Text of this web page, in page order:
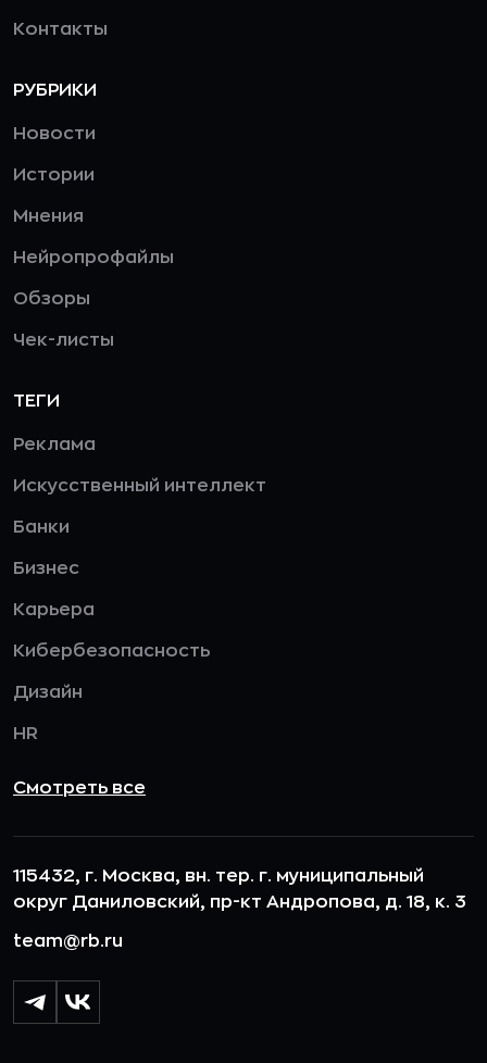
Контакты
РУБРИКИ
Новости
Истории
Мнения
Нейропрофайлы
Обзоры
Чек-листы
ТЕГИ
Реклама
Искусственный интеллект
Банки
Бизнес
Карьера
Кибербезопасность
Дизайн
HR
Смотреть все
115432, г. Москва, вн. тер. г. муниципальный
округ Даниловский, пр-кт Андропова, д. 18, к. 3
team@rb.ru